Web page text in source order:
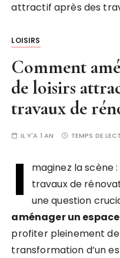
attractif après des
LOISIRS
Comment
de loisirs
travaux de
IL Y'A 1 AN TEMPS DE
I
maginez la scène
travaux de
une question
aménager un
profiter pleinement
transformation d’un